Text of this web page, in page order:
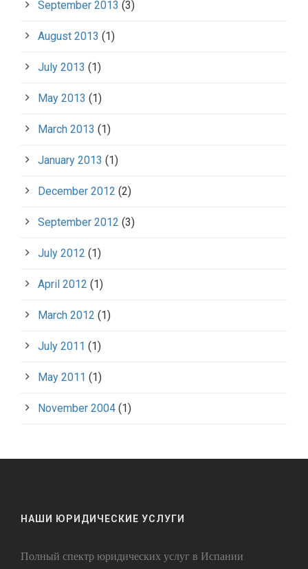
September 2013 (3)
August 2013 (1)
July 2013 (1)
May 2013 (1)
March 2013 (1)
January 2013 (1)
December 2012 (2)
September 2012 (3)
July 2012 (1)
April 2012 (1)
March 2012 (1)
July 2011 (1)
May 2011 (1)
November 2004 (1)
НАШИ ЮРИДИЧЕСКИЕ УСЛУГИ
Полный спектр юридических услуг в Испании